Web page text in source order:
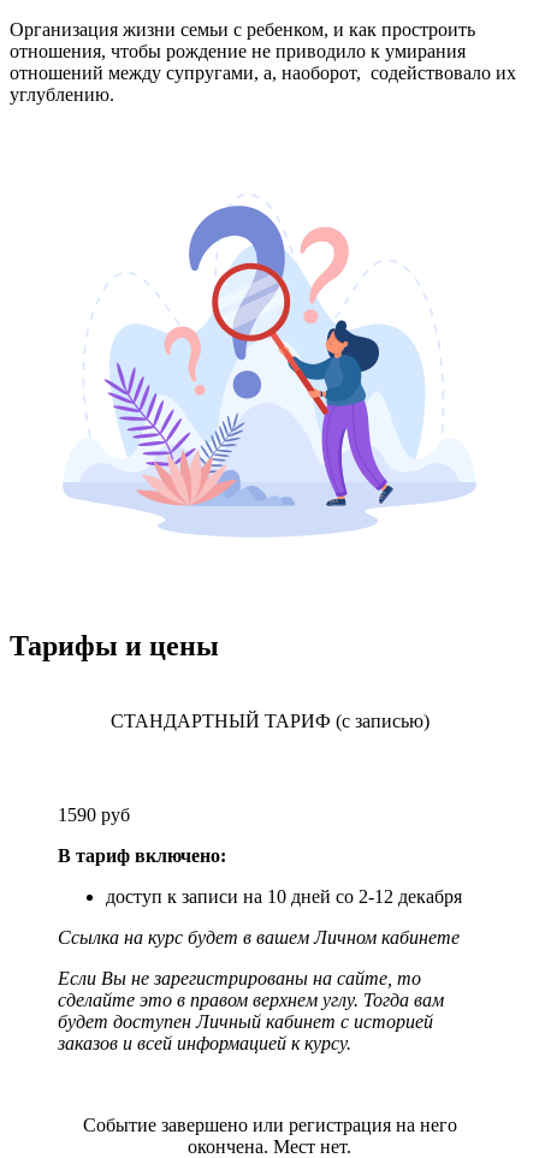
Организация жизни семьи с ребенком, и как простроить
отношения, чтобы рождение не приводило к умирания
отношений между супругами, а, наоборот, содействовало их
углублению.
Тарифы и цены
СТАНДАРТНЫЙ ТАРИФ (с записью)
1590 руб
В тариф включено:
доступ к записи на 10 дней со 2-12 декабря
Ссылка на курс будет в вашем Личном кабинете
Если Вы не зарегистрированы на сайте, то
сделайте это в правом верхнем углу. Тогда вам
будет доступен Личный кабинет с историей
заказов и всей информацией к курсу.
Событие завершено или регистрация на него
окончена. Мест нет.